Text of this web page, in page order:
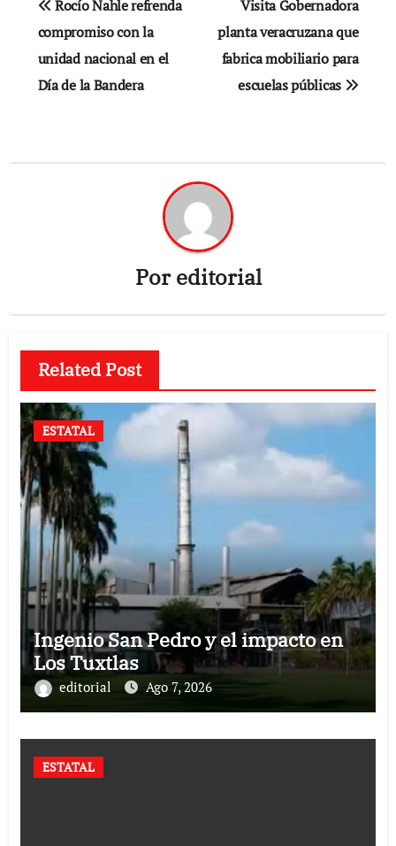
de
entradas
Rocío Nahle refrenda
compromiso con la
unidad nacional en el
Día de la Bandera
Visita Gobernadora
planta veracruzana que
fabrica mobiliario para
escuelas públicas
Poreditorial
Related Post
ESTATAL
Ingenio San Pedro y el impacto en
Los Tuxtlas
editorial Ago 7, 2026
ESTATAL